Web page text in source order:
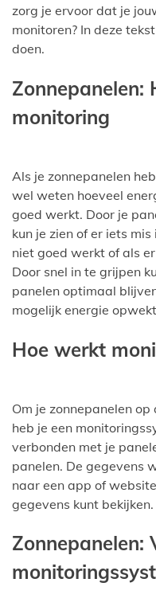
zorg je ervoor dat je
monitoren? In deze
doen.
Zonnepanelen:
monitoring
Als je zonnepanelen
wel weten hoeveel
goed werkt. Door je
kun je zien of er iets
niet goed werkt of als
Door snel in te grijpen
panelen optimaal
mogelijk energie
Hoe werkt
Om je zonnepanelen
heb je een
verbonden met je
panelen. De gegevens
naar een app of
gegevens kunt bekijken.
Zonnepanelen: